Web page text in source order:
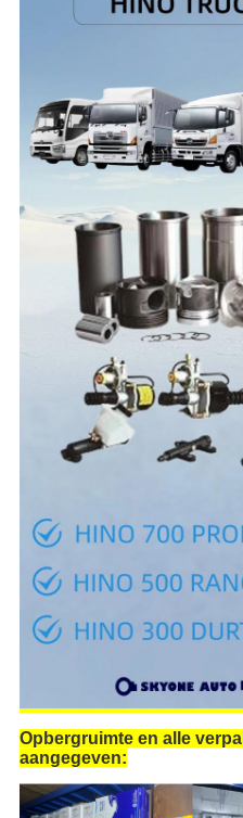
Opbergruimte en alle
aangegeven: